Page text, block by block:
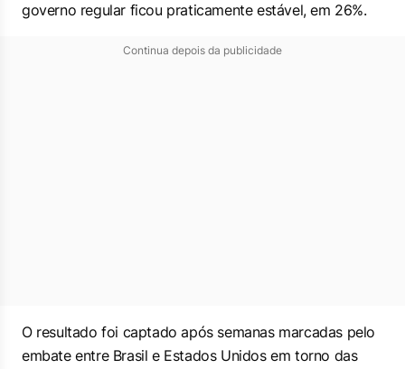
governo regular ficou praticamente estável, em 26%.
Continua depois da publicidade
O resultado foi captado após semanas marcadas pelo
embate entre Brasil e Estados Unidos em torno das